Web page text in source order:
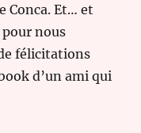
Conca. Et… et
pour nous
félicitations
d’un ami qui